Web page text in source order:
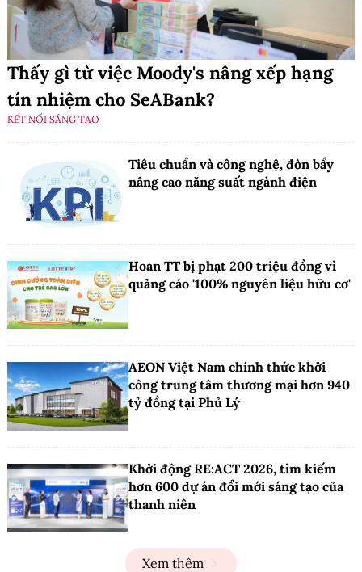
Thấy gì từ việc Moody's nâng xếp hạng
tín nhiệm cho SeABank?
KẾT NỐI SÁNG TẠO
Tiêu chuẩn và công nghệ, đòn bẩy
nâng cao năng suất ngành điện
Hoan TT bị phạt 200 triệu đồng vì
quảng cáo '100% nguyên liệu hữu cơ'
AEON Việt Nam chính thức khởi
công trung tâm thương mại hơn 940
tỷ đồng tại Phủ Lý
Khởi động RE:ACT 2026, tìm kiếm
hơn 600 dự án đổi mới sáng tạo của
thanh niên
Xem thêm